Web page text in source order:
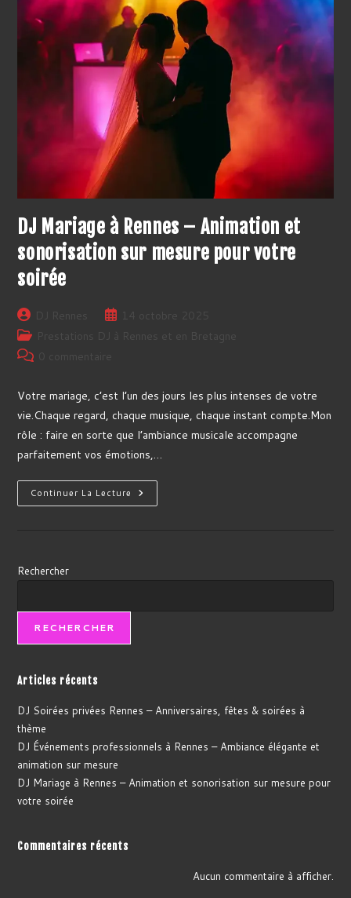
DJ Mariage à Rennes – Animation et
sonorisation sur mesure pour votre
soirée
Auteur/autrice
de
la
publication :
Publication
Post
category:
Commentaires
la
publication :
Votre mariage, c’est l’un des jours les plus intenses de votre
vie.Chaque regard, chaque musique, chaque instant compte.Mon
rôle : faire en sorte que l’ambiance musicale accompagne
parfaitement vos émotions,…
Continuer La Lecture DJ
Mariage
Rechercher
RECHERCHER
Articles récents
DJ Soirées privées Rennes – Anniversaires, fêtes & soirées à
thème
DJ Événements professionnels à Rennes – Ambiance élégante et
animation sur mesure
DJ Mariage à Rennes – Animation et sonorisation sur mesure pour
votre soirée
Commentaires récents
Aucun commentaire à afficher.